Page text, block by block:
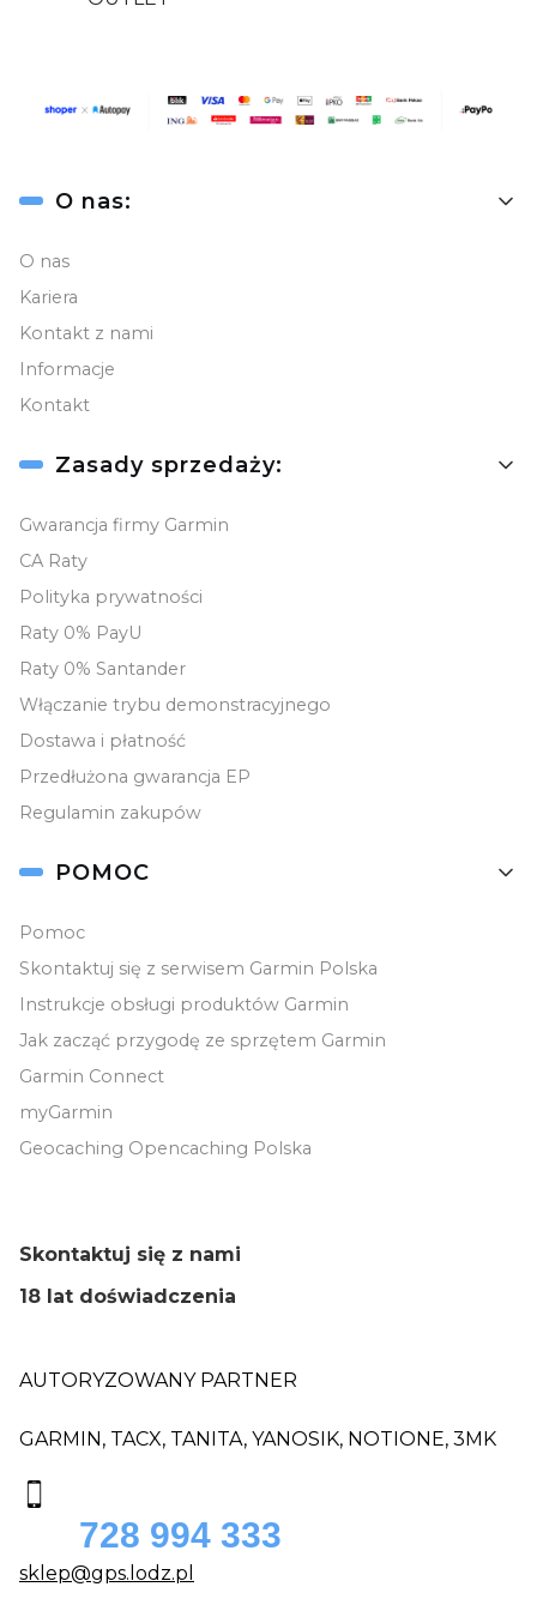
Linki w stopce
O nas:
O nas
Kariera
Kontakt z nami
Informacje
Kontakt
Zasady sprzedaży:
Gwarancja firmy Garmin
CA Raty
Polityka prywatności
Raty 0% PayU
Raty 0% Santander
Włączanie trybu demonstracyjnego
Dostawa i płatność
Przedłużona gwarancja EP
Regulamin zakupów
POMOC
Pomoc
Skontaktuj się z serwisem Garmin Polska
Instrukcje obsługi produktów Garmin
Jak zacząć przygodę ze sprzętem Garmin
Garmin Connect
myGarmin
Geocaching Opencaching Polska
Skontaktuj się z nami
18 lat doświadczenia
AUTORYZOWANY PARTNER
GARMIN, TACX, TANITA, YANOSIK, NOTIONE, 3MK
728 994 333
sklep@gps.lodz.pl